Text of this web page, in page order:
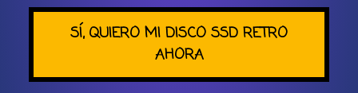
SÍ, QUIERO MI DISCO SSD RETRO
AHORA